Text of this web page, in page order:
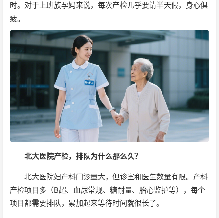
时。对于上班族孕妈来说，每次产检几乎要请半天假，身心俱
疲。
北大医院产检，排队为什么那么久？
北大医院妇产科门诊量大，但诊室和医生数量有限。产科
产检项目多（B超、血尿常规、糖耐量、胎心监护等），每个
项目都需要排队，累加起来等待时间就很长了。